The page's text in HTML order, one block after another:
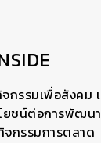
กรรมเพื่อสังคม
ยชน์ต่อการพัฒน
จกรรมการตลาด